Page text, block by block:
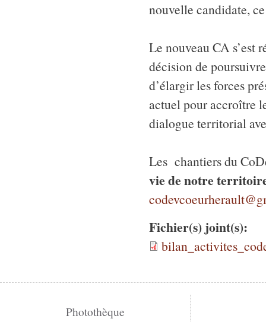
nouvelle candidate,
Le nouveau CA s’est
décision de
d’élargir les forces
actuel pour accroître
dialogue territorial
Les chantiers du
vie de notre
Fichier(s) joint(s):
Photothèque